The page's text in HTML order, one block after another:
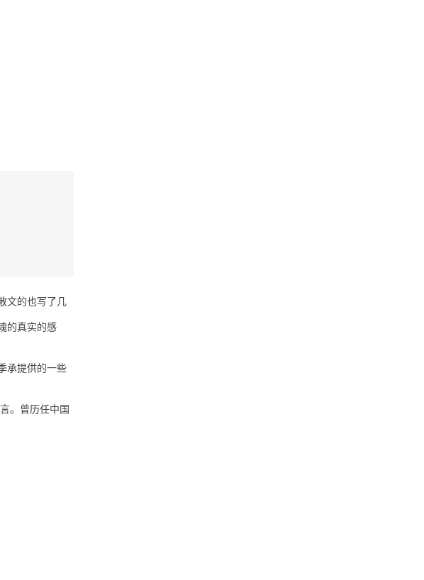
文的也写了几
的真实的感
承提供的一些
。曾历任中国